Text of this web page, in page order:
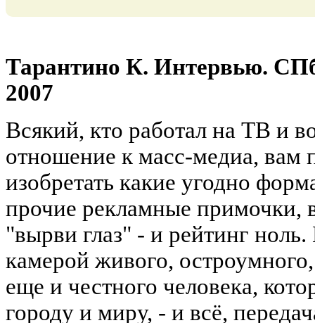
Тарантино К. Интервью.
2007
Всякий, кто работал на ТВ и
отношение к масс-медиа, вам
изобретать какие угодно
прочие рекламные примочки,
"вырви глаз" - и рейтинг
камерой живого,
еще и честного человека,
городу и миру, - и всё,